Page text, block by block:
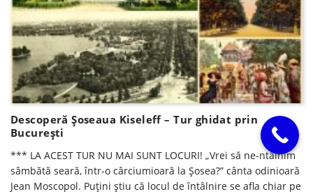
Descoperă Șoseaua Kiseleff – Tur ghidat prin
Bucureşti
*** LA ACEST TUR NU MAI SUNT LOCURI! „Vrei să ne-ntâlnim
sâmbătă seară, într-o cârciumioară la Șosea?” cânta odinioară
Jean Moscopol. Puțini știu că locul de întâlnire se afla chiar pe